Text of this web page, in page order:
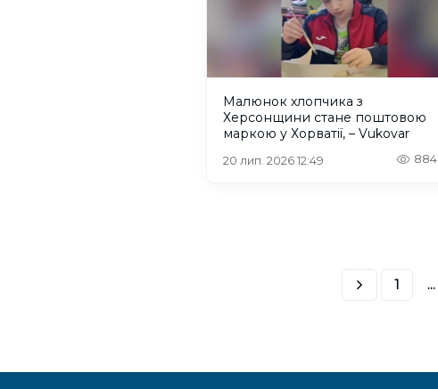
Малюнок хлопчика з
Херсонщини стане поштовою
маркою у Хорватії, – Vukovar
20 лип. 2026 12:49 884
1 ...